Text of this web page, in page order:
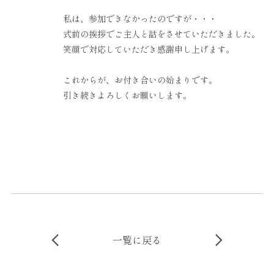
私は、参加できなかったのですが・・・
式前の挨拶でご主人と話をさせていただきました。
笑顔で対応していただき感謝申し上げます。
これからが、お付き合いの始まりです。
引き続きよろしくお願いします。
一覧に戻る